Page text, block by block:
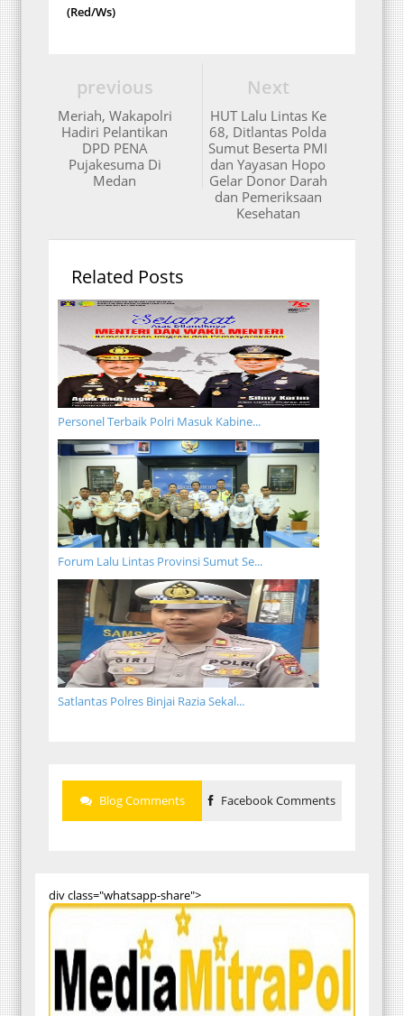
(Red/Ws)
Next
HUT Lalu Lintas Ke
68, Ditlantas Polda
Sumut Beserta PMI
dan Yayasan Hopo
Gelar Donor Darah
dan Pemeriksaan
Kesehatan
previous
Meriah, Wakapolri
Hadiri Pelantikan
DPD PENA
Pujakesuma Di
Medan
Related Posts
Personel Terbaik Polri Masuk Kabine...
Forum Lalu Lintas Provinsi Sumut Se...
Satlantas Polres Binjai Razia Sekal...
Blog Comments Facebook Comments
div class="whatsapp-share">